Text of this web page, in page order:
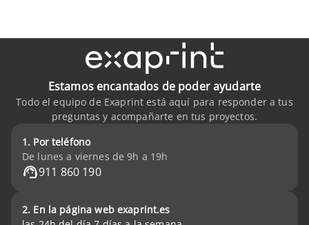
Estamos encantados de poder ayudarte
Todo el equipo de Exaprint está aquí para responder a tus
preguntas y acompañarte en tus proyectos.
1. Por teléfono
De lunes a viernes de 9h a 19h
911 860 190
2. En la página web exaprint.es